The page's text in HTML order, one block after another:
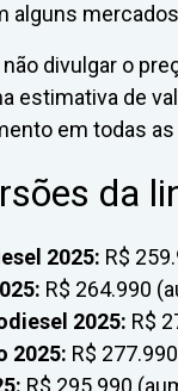
alguns
divulgar o
estimativa de
em todas
da
2025: R$
R$ 264.990
2025: R$
2025: R$